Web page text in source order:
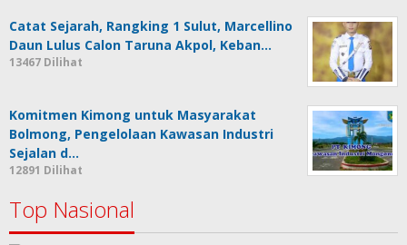
Catat Sejarah, Rangking 1 Sulut, Marcellino
Daun Lulus Calon Taruna Akpol, Keban…
13467 Dilihat
Komitmen Kimong untuk Masyarakat
Bolmong, Pengelolaan Kawasan Industri
Sejalan d…
12891 Dilihat
Top Nasional